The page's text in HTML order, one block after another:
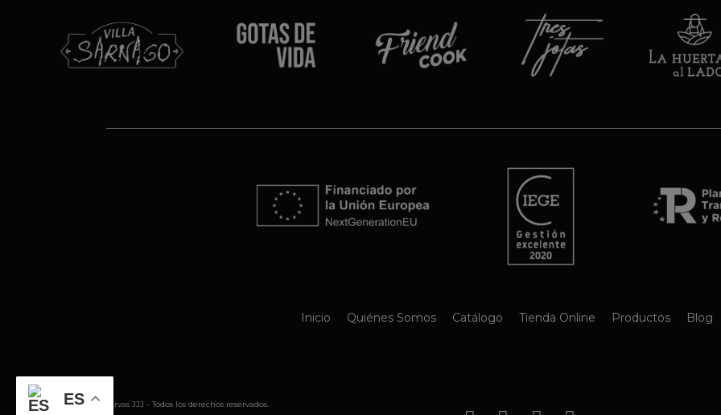
Inicio Quiénes Somos Catálogo Tienda Online Productos Blog
@ 2026 Conservas JJJ - Todos los derechos reservados.
ES